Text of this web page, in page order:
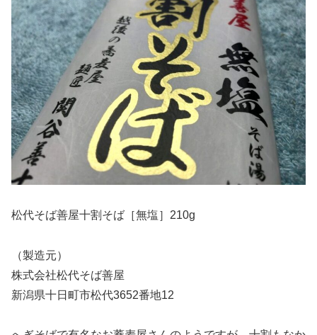
松代そば善屋十割そば［無塩］210g
（製造元）
株式会社松代そば善屋
新潟県十日町市松代3652番地12